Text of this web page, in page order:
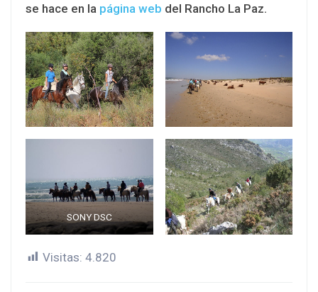
se hace en la página web del Rancho La Paz.
SONY DSC
Visitas: 4.820